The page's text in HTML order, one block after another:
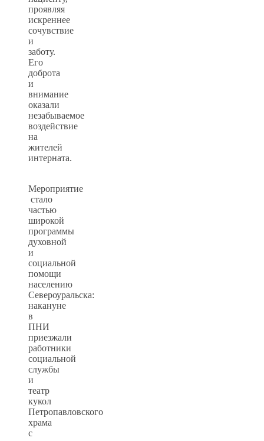
проявляя
искреннее
сочувствие
и
заботу.
Его
доброта
и
внимание
оказали
незабываемое
воздействие
на
жителей
интерната.
Мероприятие
стало
частью
широкой
программы
духовной
и
социальной
помощи
населению
Североуральска:
накануне
в
ПНИ
приезжали
работники
социальной
службы
и
театр
кукол
Петропавловского
храма
с